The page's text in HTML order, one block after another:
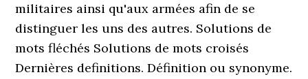
militaires ainsi qu'aux armées afin de se
distinguer les uns des autres. Solutions de
mots fléchés Solutions de mots croisés
Dernières definitions. Définition ou synonyme.